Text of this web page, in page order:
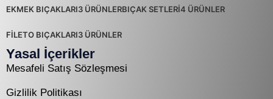
EKMEK BIÇAKLARI3 ÜRÜNLERBIÇAK SETLERİ4 ÜRÜNLER
FİLETO BIÇAKLARI3 ÜRÜNLER
Yasal İçerikler
Mesafeli Satış Sözleşmesi
Gizlilik Politikası